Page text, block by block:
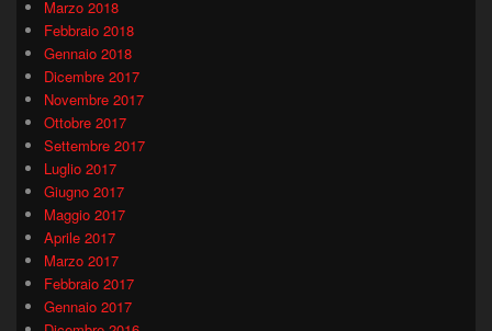
Marzo 2018
Febbraio 2018
Gennaio 2018
Dicembre 2017
Novembre 2017
Ottobre 2017
Settembre 2017
Luglio 2017
Giugno 2017
Maggio 2017
Aprile 2017
Marzo 2017
Febbraio 2017
Gennaio 2017